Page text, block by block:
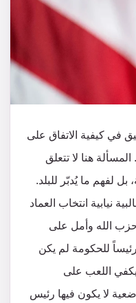
في كيفية الاتفاق على
هنا لا تتعلق
لفهم ما يُدبّر للبلد.
نيابية انتخاب العماد
الله وأمل على
للحكومة لم يكن
يكفي اللعب على
لا يكون فيها رئيس